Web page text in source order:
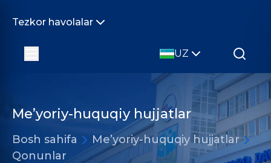
Tezkor havolalar
UZ
Me’yoriy-huquqiy hujjatlar
Bosh sahifa
Me’yoriy-huquqiy hujjatlar
Qonunlar